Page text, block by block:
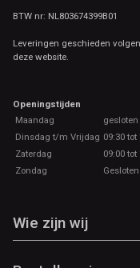
BTW nr: NL803674399B01
Leveringen geschieden
deze website.
Openingstijden
Maandag
gesloten
Dinsdag t/m Vrijdag 09:30 tot
Zaterdag
09:00 tot
Zondag
Gesloten
Wie zijn wij